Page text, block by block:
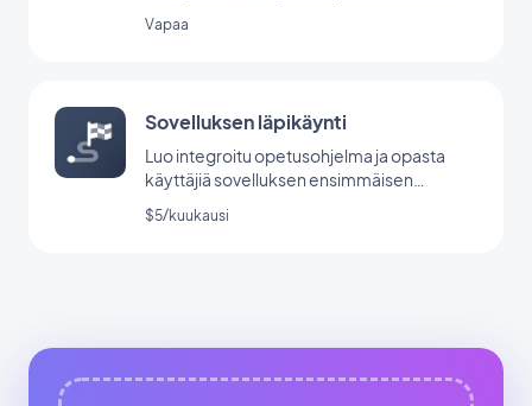
Vapaa
Sovelluksen läpikäynti
Luo integroitu opetusohjelma ja opasta
käyttäjiä sovelluksen ensimmäisen
käynnistyksen aikana.
$5/kuukausi